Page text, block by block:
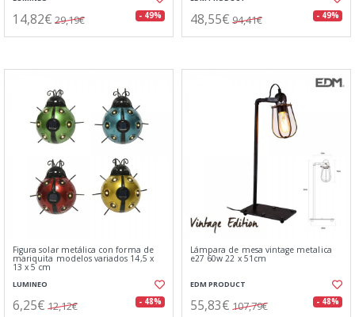
14,82€ 29,19€ - 49% 48,55€ 94,41€ - 49%
Figura solar metálica con forma de
mariquita modelos variados 14,5 x
13 x 5 cm
LUMINEO
6,25€ 12,12€ - 48%
Lámpara de mesa vintage metalica
e27 60w 22 x 51cm
EDM PRODUCT
55,83€ 107,79€ - 48%